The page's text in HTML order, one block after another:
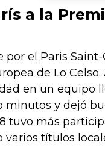
a la
por el Paris
de Lo
en un equipo
minutos y dejó
tuvo más
varios títulos